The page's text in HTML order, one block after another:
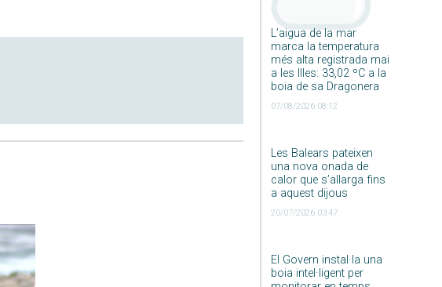
L’aigua de la mar
marca la temperatura
més alta registrada mai
a les Illes: 33,02 ºC a la
boia de sa Dragonera
07/08/2026 08:12
Les Balears pateixen
una nova onada de
calor que s’allarga fins
a aquest dijous
20/07/2026 03:47
El Govern instal·la una
boia intel·ligent per